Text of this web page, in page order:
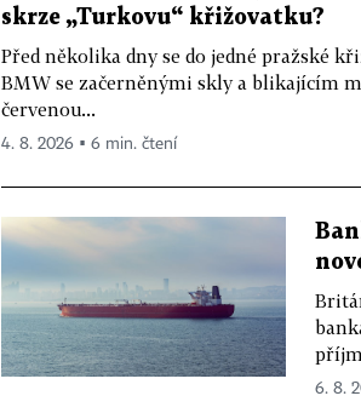
skrze „Turkovu“ křižovatku?
Před několika dny se do jedné pražské
BMW se začerněnými skly a blikajícím
červenou...
4. 8. 2026 ▪ 6 min. čtení
6. 8.